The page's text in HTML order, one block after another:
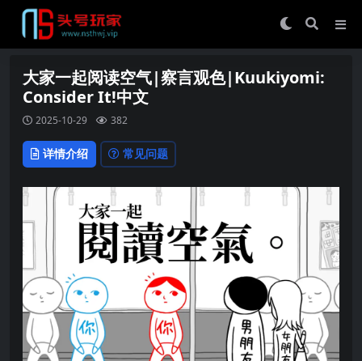
大家一起阅读空气|察言观色|Kuukiyomi:
Consider It!中文
2025-10-29 382
详情介绍 常见问题